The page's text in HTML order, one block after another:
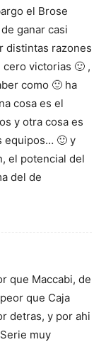
el Brose
ganar casi
distintas razones
victorias 🙂 ,
como 🙂 ha
cosa es el
y otra cosa es
equipos… 🙂 y
el potencial del
del de
que Maccabi, de
que Caja
detras, y por ahi
muy